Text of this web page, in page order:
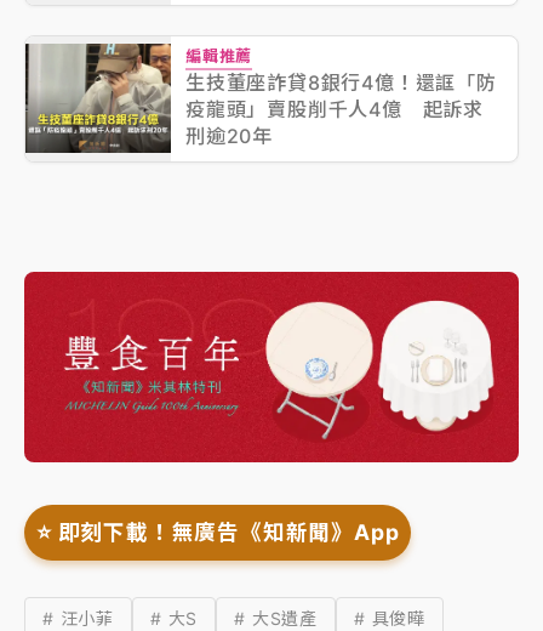
編輯推薦
生技董座詐貸8銀行4億！還誆「防
疫龍頭」賣股削千人4億 起訴求
刑逾20年
⭐️ 即刻下載！無廣告《知新聞》App
# 汪小菲 # 大S # 大S遺產 # 具俊曄